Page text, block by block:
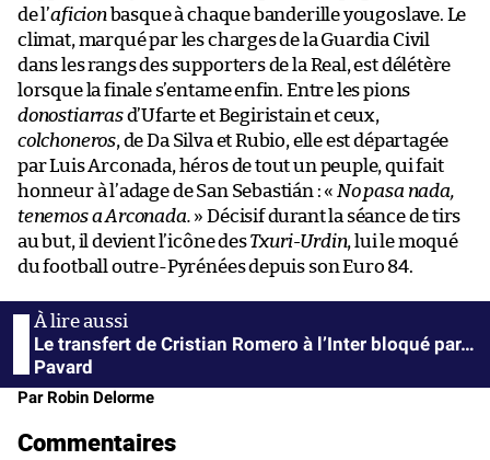
de l’aficionbasque à chaque banderille yougoslave. Le
climat, marqué par les charges de la Guardia Civil
dans les rangs des supporters de la Real, est délétère
lorsque la finale s’entame enfin. Entre les pions
donostiarrasd’Ufarte et Begiristain et ceux,
colchoneros, de Da Silva et Rubio, elle est départagée
par Luis Arconada, héros de tout un peuple, qui fait
honneur à l’adage de San Sebastián : « No pasa nada,
tenemos a Arconada. » Décisif durant la séance de tirs
au but, il devient l’icône desTxuri-Urdin, lui le moqué
du football outre-Pyrénées depuis son Euro 84.
Le transfert de Cristian Romero à l’Inter bloqué par…
Pavard
Par Robin Delorme
Commentaires